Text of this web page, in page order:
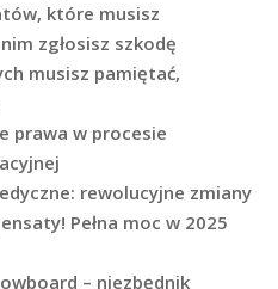
które musisz
zgłosisz szkodę
musisz pamiętać,
prawa w procesie
rewolucyjne zmiany
Pełna moc w 2025
– niezbędnik